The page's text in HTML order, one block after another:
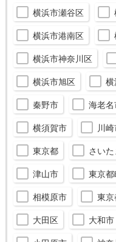
横浜市瀬谷区
横浜市港南区
横浜市神奈川区
横浜市旭区 横
秦野市 海老名
横須賀市 川
東京都 さい
津山市 東京
相模原市 東京
大田区 大和市